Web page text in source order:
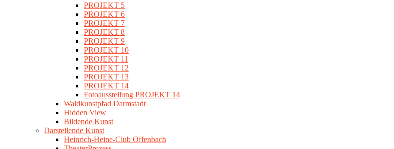
PROJEKT 5
PROJEKT 6
PROJEKT 7
PROJEKT 8
PROJEKT 9
PROJEKT 10
PROJEKT 11
PROJEKT 12
PROJEKT 13
PROJEKT 14
Fotoausstellung PROJEKT 14
Waldkunstpfad Darmstadt
Hidden View
Bildende Kunst
Darstellende Kunst
Heinrich-Heine-Club Offenbach